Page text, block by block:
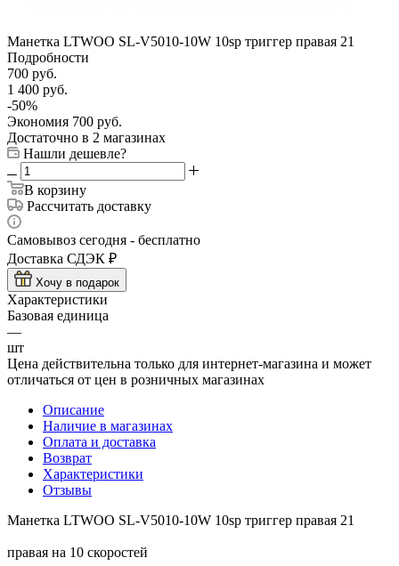
Манетка LTWOO SL-V5010-10W 10sp триггер правая 21
Подробности
700 руб.
1 400 руб.
-50%
Экономия 700 руб.
Достаточно в 2 магазинах
Нашли дешевле?
В корзину
Рассчитать доставку
Самовывоз сегодня - бесплатно
Доставка СДЭК ₽
Хочу в подарок
Характеристики
Базовая единица
—
шт
Цена действительна только для интернет-магазина и может
отличаться от цен в розничных магазинах
Описание
Наличие в магазинах
Оплата и доставка
Возврат
Характеристики
Отзывы
Манетка LTWOO SL-V5010-10W 10sp триггер правая 21
правая на 10 скоростей